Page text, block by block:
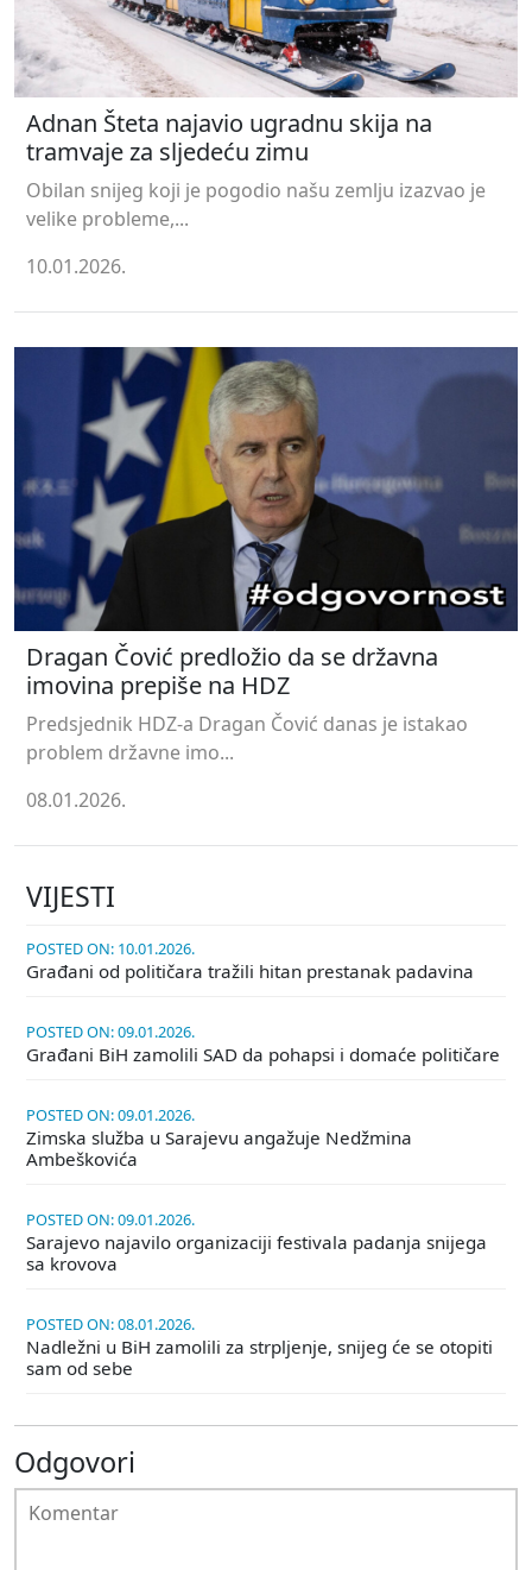
Adnan Šteta najavio ugradnu skija na
tramvaje za sljedeću zimu
Obilan snijeg koji je pogodio našu zemlju izazvao je
velike probleme,...
10.01.2026.
Dragan Čović predložio da se državna
imovina prepiše na HDZ
Predsjednik HDZ-a Dragan Čović danas je istakao
problem državne imo...
08.01.2026.
VIJESTI
POSTED ON: 10.01.2026.
Građani od političara tražili hitan prestanak padavina
POSTED ON: 09.01.2026.
Građani BiH zamolili SAD da pohapsi i domaće političare
POSTED ON: 09.01.2026.
Zimska služba u Sarajevu angažuje Nedžmina
Ambeškovića
POSTED ON: 09.01.2026.
Sarajevo najavilo organizaciji festivala padanja snijega
sa krovova
POSTED ON: 08.01.2026.
Nadležni u BiH zamolili za strpljenje, snijeg će se otopiti
sam od sebe
Odgovori